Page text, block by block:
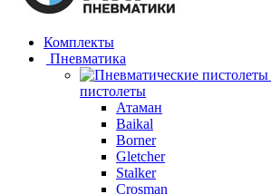
Комплекты
Пневматика
пистолеты
Атаман
Baikal
Borner
Gletcher
Stalker
Crosman